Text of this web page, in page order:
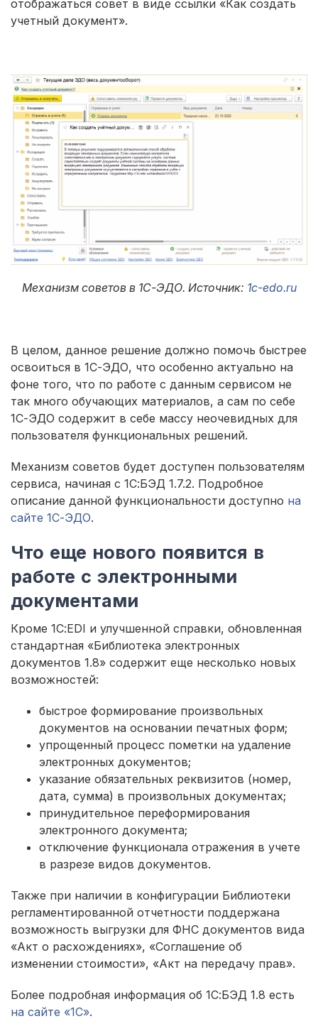
отображаться совет в виде ссылки «Как создать
учетный документ».
Механизм советов в 1С-ЭДО. Источник: 1c-edo.ru
В целом, данное решение должно помочь быстрее
освоиться в 1С-ЭДО, что особенно актуально на
фоне того, что по работе с данным сервисом не
так много обучающих материалов, а сам по себе
1С-ЭДО содержит в себе массу неочевидных для
пользователя функциональных решений.
Механизм советов будет доступен пользователям
сервиса, начиная с 1С:БЭД 1.7.2. Подробное
описание данной функциональности доступно на
сайте 1С-ЭДО.
Что еще нового появится в
работе с электронными
документами
Кроме 1С:EDI и улучшенной справки, обновленная
стандартная «Библиотека электронных
документов 1.8» содержит еще несколько новых
возможностей:
быстрое формирование произвольных
документов на основании печатных форм;
упрощенный процесс пометки на удаление
электронных документов;
указание обязательных реквизитов (номер,
дата, сумма) в произвольных документах;
принудительное переформирования
электронного документа;
отключение функционала отражения в учете
в разрезе видов документов.
Также при наличии в конфигурации Библиотеки
регламентированной отчетности поддержана
возможность выгрузки для ФНС документов вида
«Акт о расхождениях», «Соглашение об
изменении стоимости», «Акт на передачу прав».
Более подробная информация об 1С:БЭД 1.8 есть
на сайте «1С».